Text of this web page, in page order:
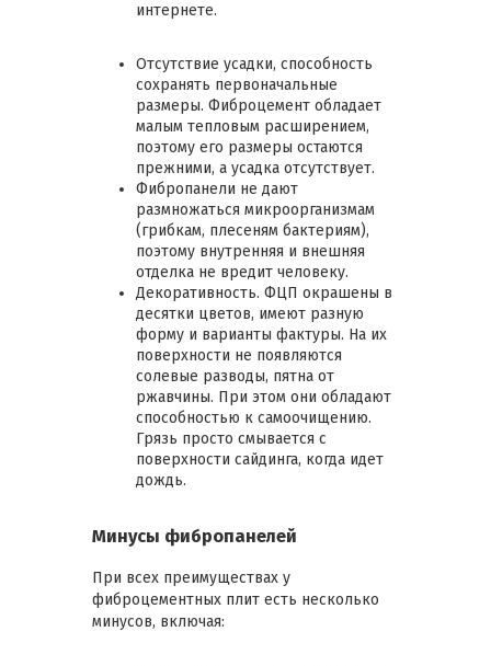
интернете.
Отсутствие усадки, способность
сохранять первоначальные
размеры. Фиброцемент обладает
малым тепловым расширением,
поэтому его размеры остаются
прежними, а усадка отсутствует.
Фибропанели не дают
размножаться микроорганизмам
(грибкам, плесеням бактериям),
поэтому внутренняя и внешняя
отделка не вредит человеку.
Декоративность. ФЦП окрашены в
десятки цветов, имеют разную
форму и варианты фактуры. На их
поверхности не появляются
солевые разводы, пятна от
ржавчины. При этом они обладают
способностью к самоочищению.
Грязь просто смывается с
поверхности сайдинга, когда идет
дождь.
Минусы фибропанелей
При всех преимуществах у
фиброцементных плит есть несколько
минусов, включая: